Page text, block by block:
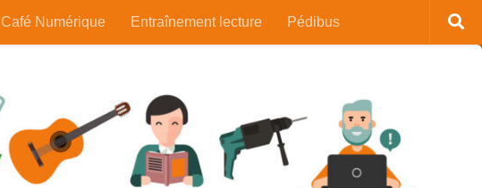
Café Numérique Entraînement lecture Pédibus